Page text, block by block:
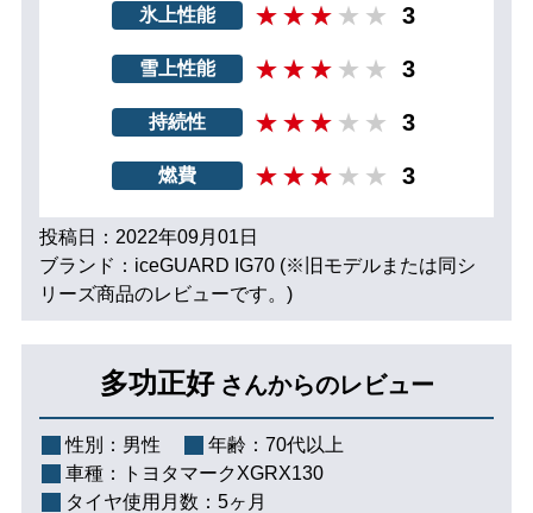
氷上性能 3
雪上性能 3
持続性 3
燃費 3
投稿日：2022年09月01日
ブランド：iceGUARD IG70 (※旧モデルまたは同シ
リーズ商品のレビューです。)
多功正好 さんからのレビュー
性別： 男性 年齢： 70代以上
車種：
トヨタマークXGRX130
タイヤ使用月数： 5ヶ月